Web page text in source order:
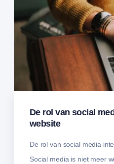
De rol van social
website
De rol van social media
Social media is niet meer